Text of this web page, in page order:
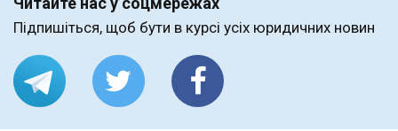
Підпишіться, щоб бути в курсі усіх юридичних новин